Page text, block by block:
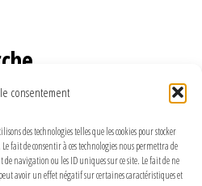
consentement
des technologies telles que les cookies pour stocker
fait de consentir à ces technologies nous permettra de
navigation ou les ID uniques sur ce site. Le fait de ne
avoir un effet négatif sur certaines caractéristiques et
LÉGALES